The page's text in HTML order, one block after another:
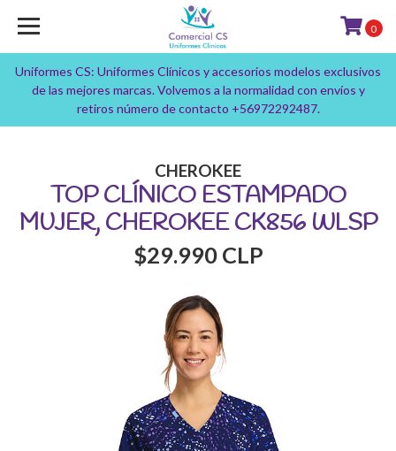
Uniformes CS: Uniformes Clínicos y accesorios modelos exclusivos
de las mejores marcas. Volvemos a la normalidad con envíos y
retiros número de contacto +56972292487.
0
CHEROKEE
TOP CLÍNICO ESTAMPADO
MUJER, CHEROKEE CK856 WLSP
$29.990 CLP